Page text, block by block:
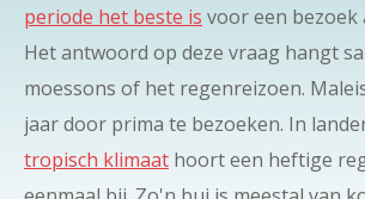
periode het beste is voor een bezoek
Het antwoord op deze vraag hangt
moessons of het regenreizoen.
jaar door prima te bezoeken. In
tropisch klimaat hoort een heftige